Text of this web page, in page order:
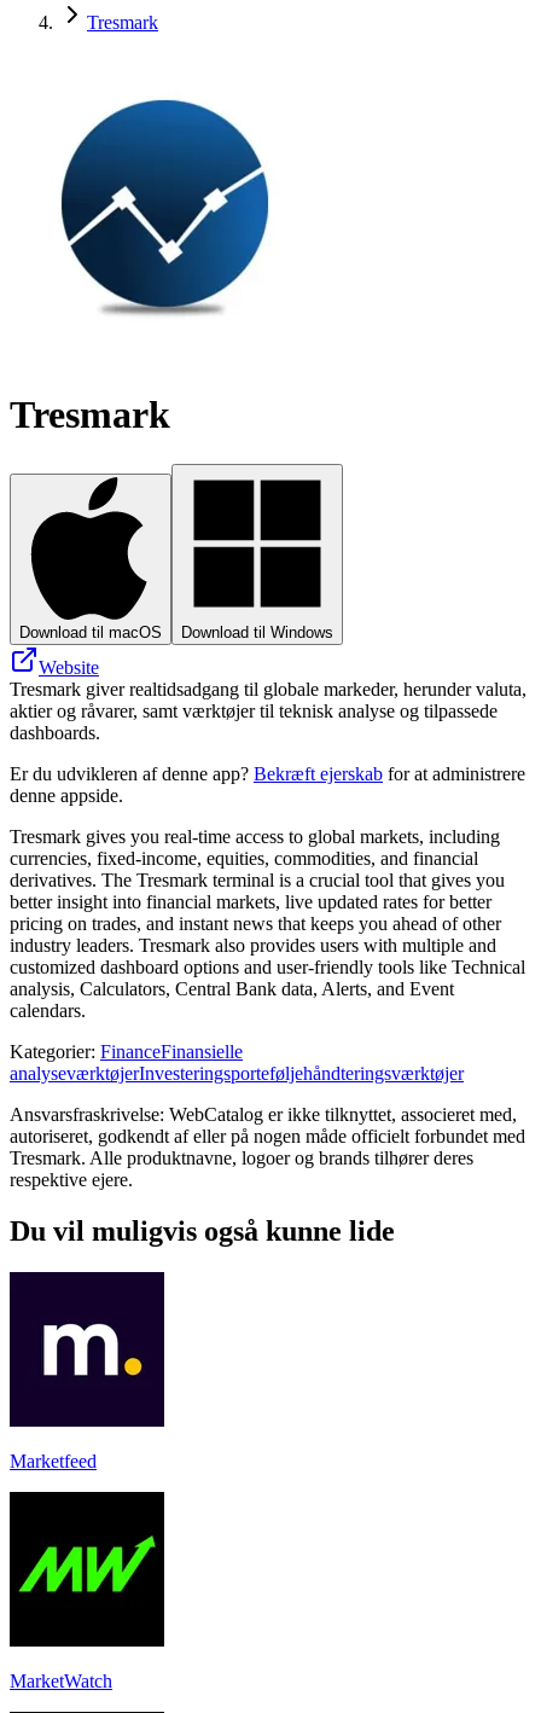
Tresmark
Tresmark
Download til macOS Download til Windows
Website
Tresmark giver realtidsadgang til globale markeder, herunder valuta,
aktier og råvarer, samt værktøjer til teknisk analyse og tilpassede
dashboards.
Er du udvikleren af denne app? Bekræft ejerskab for at administrere
denne appside.
Tresmark gives you real-time access to global markets, including
currencies, fixed-income, equities, commodities, and financial
derivatives. The Tresmark terminal is a crucial tool that gives you
better insight into financial markets, live updated rates for better
pricing on trades, and instant news that keeps you ahead of other
industry leaders. Tresmark also provides users with multiple and
customized dashboard options and user-friendly tools like Technical
analysis, Calculators, Central Bank data, Alerts, and Event
calendars.
Kategorier: FinanceFinansielle
analyseværktøjerInvesteringsporteføljehåndteringsværktøjer
Ansvarsfraskrivelse: WebCatalog er ikke tilknyttet, associeret med,
autoriseret, godkendt af eller på nogen måde officielt forbundet med
Tresmark. Alle produktnavne, logoer og brands tilhører deres
respektive ejere.
Du vil muligvis også kunne lide
Marketfeed
MarketWatch